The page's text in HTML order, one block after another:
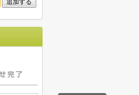
追加する